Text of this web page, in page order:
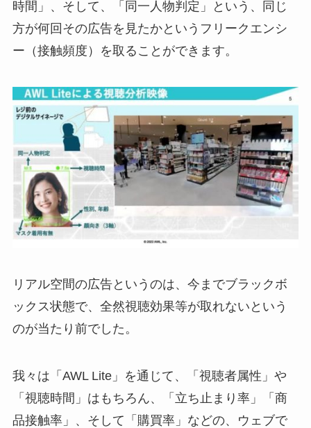
時間」、そして、「同一人物判定」という、同じ
方が何回その広告を見たかというフリークエンシ
ー（接触頻度）を取ることができます。
リアル空間の広告というのは、今までブラックボ
ックス状態で、全然視聴効果等が取れないという
のが当たり前でした。
我々は「AWL Lite」を通じて、「視聴者属性」や
「視聴時間」はもちろん、「立ち止まり率」「商
品接触率」、そして「購買率」などの、ウェブで